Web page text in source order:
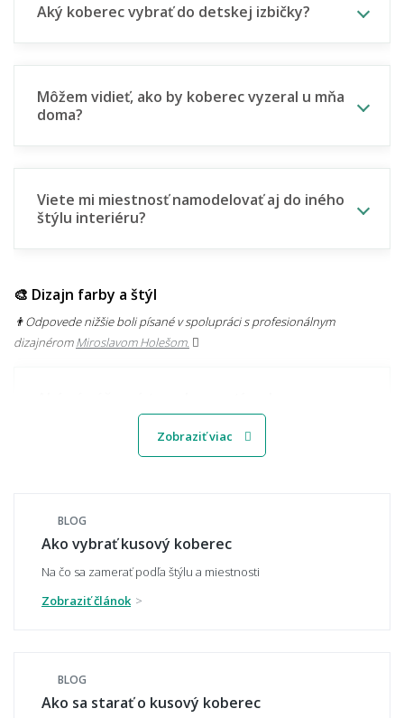
Aký koberec vybrať do detskej izbičky?
Môžem vidieť, ako by koberec vyzeral u mňa
doma?
Viete mi miestnosť namodelovať aj do iného
štýlu interiéru?
🎨 Dizajn farby a štýl
👨‍Odpovede nižšie boli písané v spolupráci s profesionálnym
dizajnéromMiroslavom Holešom.
praktickejšie?
Ako zladiť koberec s nábytkom a podlahou?
Hodí sa vzorovaný koberec do malého
priestoru?
Zobraziť viac
BLOG
Ako vybrať kusový koberec
Na čo sa zamerať podľa štýlu a miestnosti
Zobraziť článok
BLOG
Ako sa starať o kusový koberec